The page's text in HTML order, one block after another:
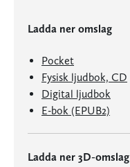
Ladda ner omslag
Pocket
Fysisk ljudbok, CD
Digital ljudbok
E-bok (EPUB2)
Ladda ner 3D-omslag